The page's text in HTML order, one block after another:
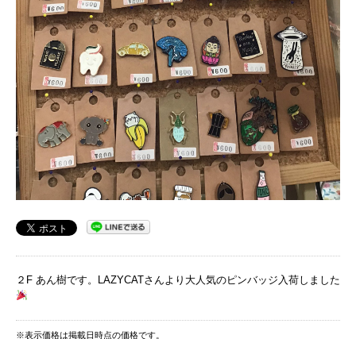
２F あん樹です。LAZYCATさんより大人気のピンバッジ入荷しました
※表示価格は掲載日時点の価格です。